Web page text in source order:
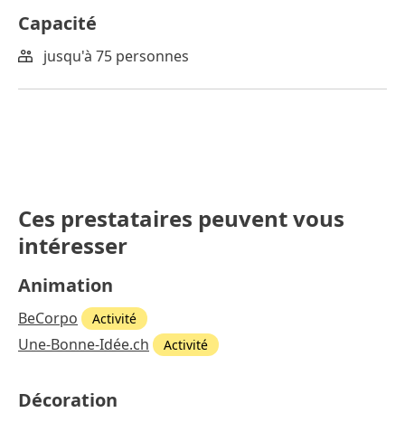
Capacité
jusqu'à 75 personnes
Ces prestataires peuvent vous
intéresser
Animation
BeCorpo Activité
Une-Bonne-Idée.ch Activité
Décoration